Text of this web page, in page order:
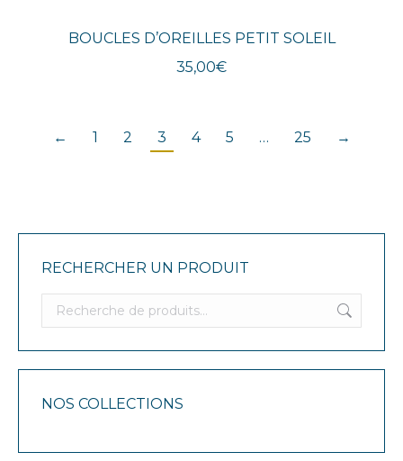
BOUCLES D’OREILLES PETIT SOLEIL
35,00€
← 1 2 3 4 5 … 25 →
RECHERCHER UN PRODUIT
NOS COLLECTIONS